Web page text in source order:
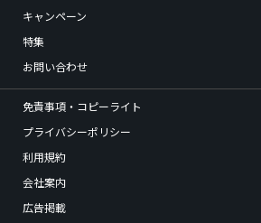
キャンペーン
特集
お問い合わせ
免責事項・コピーライト
プライバシーポリシー
利用規約
会社案内
広告掲載